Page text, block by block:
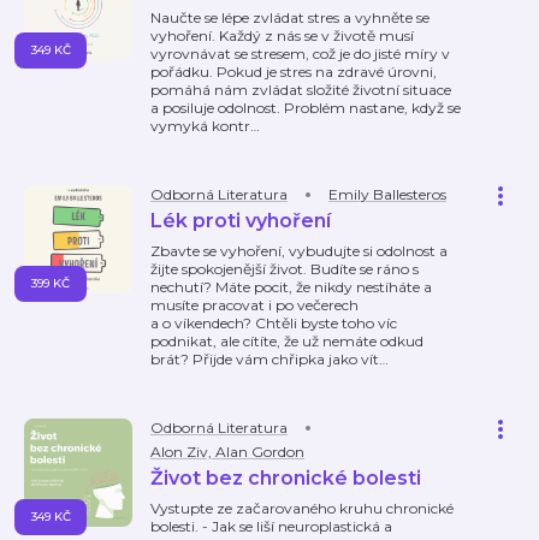
Naučte se lépe zvládat stres a vyhněte se
vyhoření. Každý z nás se v životě musí
vyrovnávat se stresem, což je do jisté míry v
pořádku. Pokud je stres na zdravé úrovni,
pomáhá nám zvládat složité životní situace
a posiluje odolnost. Problém nastane, když se
vymyká kontr…
349 KČ
Odborná Literatura Emily Ballesteros
Lék proti vyhoření
Zbavte se vyhoření, vybudujte si odolnost a
žijte spokojenější život. Budíte se ráno s
nechutí? Máte pocit, že nikdy nestíháte a
musíte pracovat i po večerech
a o víkendech? Chtěli byste toho víc
podnikat, ale cítíte, že už nemáte odkud
brát? Přijde vám chřipka jako vít…
399 KČ
Odborná Literatura
Alon Ziv, Alan Gordon
Život bez chronické bolesti
Vystupte ze začarovaného kruhu chronické
bolesti. - Jak se liší neuroplastická a
349 KČ